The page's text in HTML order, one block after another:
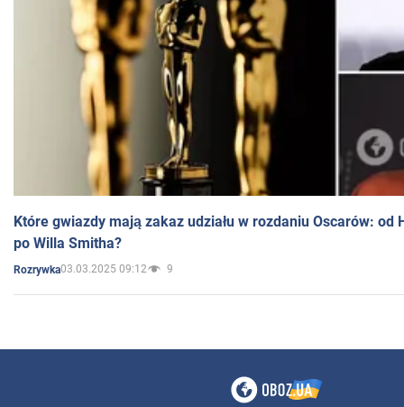
Które gwiazdy mają zakaz udziału w rozdaniu Oscarów: od
po Willa Smitha?
Rozrywka03.03.2025 09:12 9